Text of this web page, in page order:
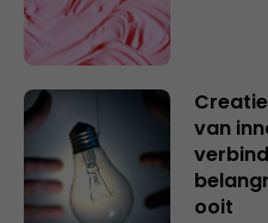
van
ooit